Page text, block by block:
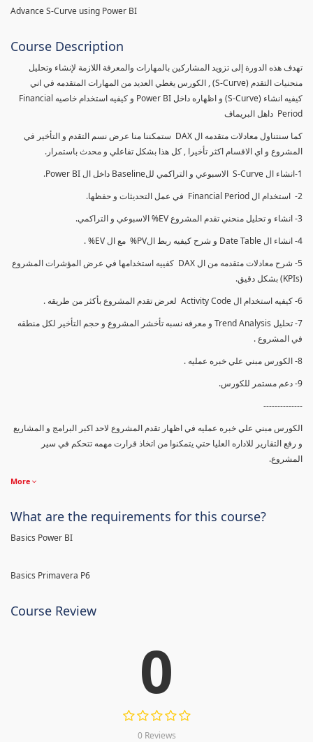
Advance S-Curve using Power BI
Course Description
تهدف هذه الدورة إلى تزويد المشاركين بالمهارات والمعرفة اللازمة لإنشاء وتحليل
منحنيات التقدم (S-Curve) , الكورس يغطي العديد من المهارات المتقدمه في اني
كيفيه انشاء (S-Curve) و اظهاره داخل Power BI و كيفيه استخدام خاصيه Financial
Period داهل البريماف
كما سنتناول معادلات متقدمه ال DAX ستمكننا منا عرض نسم التقدم و التأخير في
المشروع و اي الاقسام اكثر تأخيرا , كل هذا بشكل تفاعلي و محدث باستمرار.
1-انشاء ال S-Curve الاسبوعي و التراكمي للBaseline داخل ال Power BI.
2- استخدام ال Financial Period في عمل التحديثات و حفظها.
3- انشاء و تحليل منحني تقدم المشروع EV% الاسبوعي و التراكمي.
4- انشاء ال Date Table و شرح كيفيه ربط الPV% مع ال EV% .
5- شرح معادلات متقدمه من ال DAX كفييه استخدامها في عرض المؤشرات المشروع
(KPIs) بشكل دقيق.
6- كيفيه استخدام ال Activity Code لعرض تقدم المشروع بأكثر من طريقه .
7- تحليل Trend Analysis و معرفه نسبه تأخشر المشروع و حجم التأخير لكل منطقه
في المشروع .
8- الكورس مبني علي خبره عمليه .
9- دعم مستمر للكورس.
--------------
الكورس مبني علي خبره عمليه في اظهار تقدم المشروع لاحد اكبر البرامج و المشاريع
و رفع التقارير للاداره العليا حتي يتمكنوا من اتخاذ قرارت مهمه تتحكم في سير
المشروع.
More
What are the requirements for this course?
Basics Power BI
Basics Primavera P6
Course Review
0
0 Reviews